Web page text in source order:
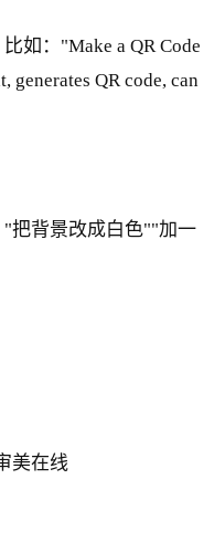
如："Make a QR Code
generates QR code, can
把背景改成白色""加一
美在线